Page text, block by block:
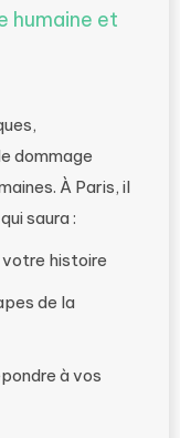
humaine et
dommage
À Paris, il
saura :
votre histoire
de la
à vos